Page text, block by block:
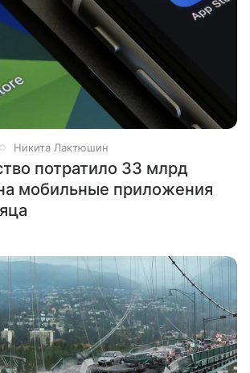
Никита Лактюшин
потратило 33 млрд
мобильные приложения